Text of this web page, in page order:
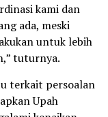
kami dan
ada, meski
untuk lebih
tuturnya.
terkait persoalan
Upah